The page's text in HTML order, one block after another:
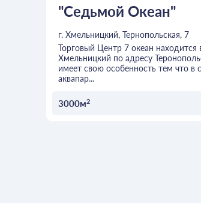
"Седьмой Океан"
г. Хмельницкий, Тернопольская, 7
Торговый Центр 7 океан находится
Хмельницкий по адресу
имеет свою особенность тем что в
аквапар...
3000м2